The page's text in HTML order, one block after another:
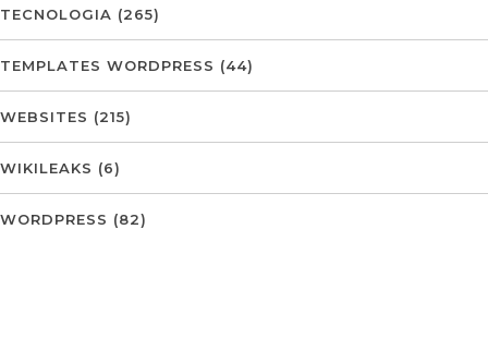
TECNOLOGIA (265)
TEMPLATES WORDPRESS (44)
WEBSITES (215)
WIKILEAKS (6)
WORDPRESS (82)